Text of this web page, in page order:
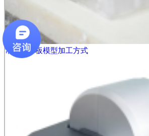
常用的手板模型加工方式